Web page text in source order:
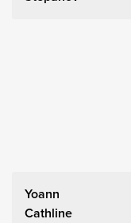
Yoann
Cathline